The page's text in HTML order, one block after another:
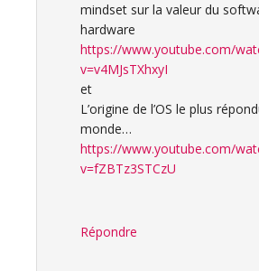
mindset sur la valeur du
hardware
https://www.youtube.com/
v=v4MJsTXhxyI
et
L’origine de l’OS le plus
monde…
https://www.youtube.com/
v=fZBTz3STCzU
Répondre